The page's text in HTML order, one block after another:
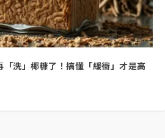
洗」椰糠了！搞懂「緩衝」才是高